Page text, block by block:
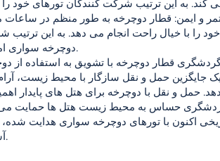
را با خیال راحت انجام می دهد. به این ترتیب
دوچرخه سواری امن و منظم را تجربه می کنند.
قطار دوچرخه با تشویق به استفاده از
جایگزین حمل و نقل سازگار با محیط زیست،
حمل و نقل با دوچرخه برای هتل های پایدار
حساس به محیط زیست هتل ها حمایت
اکنون با تورهای دوچرخه سواری هدایت شده،
آسان تر و لذت بخش تر است.